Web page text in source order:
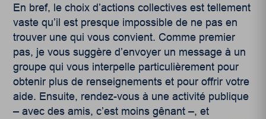
En bref, le choix d’actions collectives est tellement
vaste qu’il est presque impossible de ne pas en
trouver une qui vous convient. Comme premier
pas, je vous suggère d’envoyer un message à un
groupe qui vous interpelle particulièrement pour
obtenir plus de renseignements et pour offrir votre
aide. Ensuite, rendez-vous à une activité publique
– avec des amis, c’est moins gênant –, et